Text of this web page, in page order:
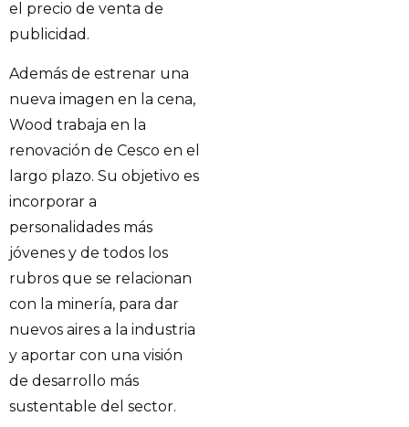
el precio de venta de
publicidad.
Además de estrenar una
nueva imagen en la cena,
Wood trabaja en la
renovación de Cesco en el
largo plazo. Su objetivo es
incorporar a
personalidades más
jóvenes y de todos los
rubros que se relacionan
con la minería, para dar
nuevos aires a la industria
y aportar con una visión
de desarrollo más
sustentable del sector.